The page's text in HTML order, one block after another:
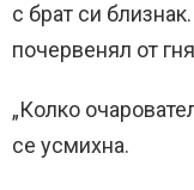
с брат си
почервенял от
„Колко
се усмихна.